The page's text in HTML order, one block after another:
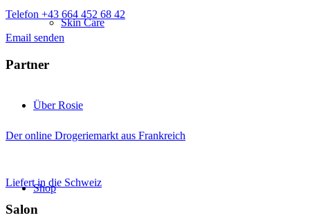
Skin Care
Über Rosie
Shop
Telefon +43 664 452 68 42
Email senden
Partner
Der online Drogeriemarkt aus Frankreich
Liefert in die Schweiz
Salon